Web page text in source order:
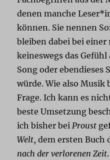
denen manche
können. Sie nennen
bleiben dabei bei
keineswegs das
Song oder ebendieses
würde. Wie also Musik
Frage. Ich kann es
beste Umsetzung
ich bisher bei Proust
Welt, dem ersten Buch
nach der verlorenen Zeit